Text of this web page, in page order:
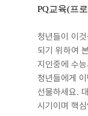
PQ교육(프
청년들이 이
되기 위하여
지인중에 수
청년들에게
선물하세요.
시기이며 핵